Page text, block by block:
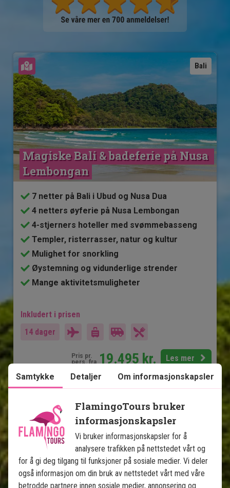
Bali
Magiske Bali & badeferie på Nusa
Lembongan
7 netter på Bali i Ubud og Nusa Dua
4 netters øyferie på Nusa Lembongan
4-stjerners hoteller med svømmebasseng
Templer, risterrasser, natur og kultur
Mulighet for snorkling
Øystemning og vidunderlige strender
Mange aktivitetsmuligheter
Inkludert i prisen
14 dager
Pris pr.
pers. fra 19.495 kr. Les mer
Se kart
Samtykke Detaljer Om informasjonskapsler
FlamingoTours bruker
informasjonskapsler
Vi bruker informasjonskapsler for å
analysere trafikken på nettstedet vårt og
for å gi deg tilgang til funksjoner på sosiale medier. Vi deler
også informasjon om din bruk av nettstedet vårt med våre
betrodde partnere innen sosiale medier, annonsering og